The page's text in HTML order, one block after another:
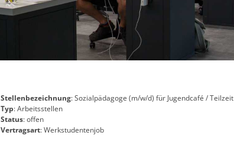
Stellenbezeichnung: Sozialpädagoge (m/w/d) für Jugendcafé / Teilzeit
Typ: Arbeitsstellen
Status: offen
Vertragsart: Werkstudentenjob